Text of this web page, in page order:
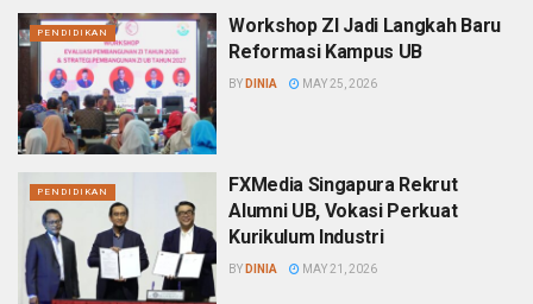
PENDIDIKAN
Workshop ZI Jadi Langkah Baru
Reformasi Kampus UB
BY DINIA MAY 25, 2026
PENDIDIKAN
FXMedia Singapura Rekrut
Alumni UB, Vokasi Perkuat
Kurikulum Industri
BY DINIA MAY 21, 2026